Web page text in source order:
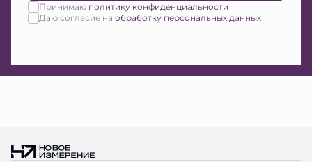
Принимаю политику конфиденциальности
Даю согласие на обработку персональных данных